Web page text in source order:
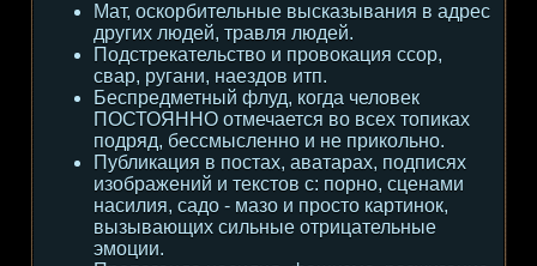
Мат, оскорбительные высказывания в адрес
других людей, травля людей.
Подстрекательство и провокация ссор,
свар, ругани, наездов итп.
Беспредметный флуд, когда человек
ПОСТОЯННО отмечается во всех топиках
подряд, бессмысленно и не прикольно.
Публикация в постах, аватарах, подписях
изображений и текстов с: порно, сценами
насилия, садо - мазо и просто картинок,
вызывающих сильные отрицательные
эмоции.